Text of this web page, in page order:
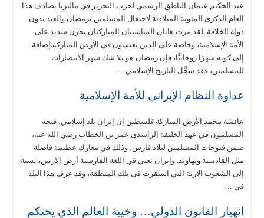
عبد الحكيم عثمان الناطق الرسمي لحزب التحرير في ماليزيا يصادف هذا
العام الذكرى المئوية الميلادية لاحتفال المسلمين برمضان والعيد بدون
دولة الخلافة. لقد مرت هاتان المناسبتان المباركتان بحزن شديد على
الأمة الإسلامية، وخاصة على الذين يعيشون في الأرض المباركة.إضافة
إلى كونه شهرًا روحانيًّا، فإن رمضان هو بلا شك شهر الانتصارات
للمسلمين، فقد سجَّل التاريخ الإسلامي …
عداوة النظام الإيراني للأمة الإسلامية
عائشة محمد الأرض المباركة فلسطين إن إيران بلد إسلامي، فتحه
المسلمون في عهد الخليفة الراشدي عمر بن الخطاب رضي الله عنه،
ضمن فتوحات المسلمين لبلاد فارس، وذلك في معارك عظيمة فاصلة
مثل القادسية ونهاوند. وإيران تعني في اللغة الفارسية أرض الآريين، نسبة
إلى الشعوب الآرية التي استقرت في تلك المنطقة، وقد عرف هذا البلد
في …
انهيار القانون الدولي… وخيبة العالم الذي يحتكم